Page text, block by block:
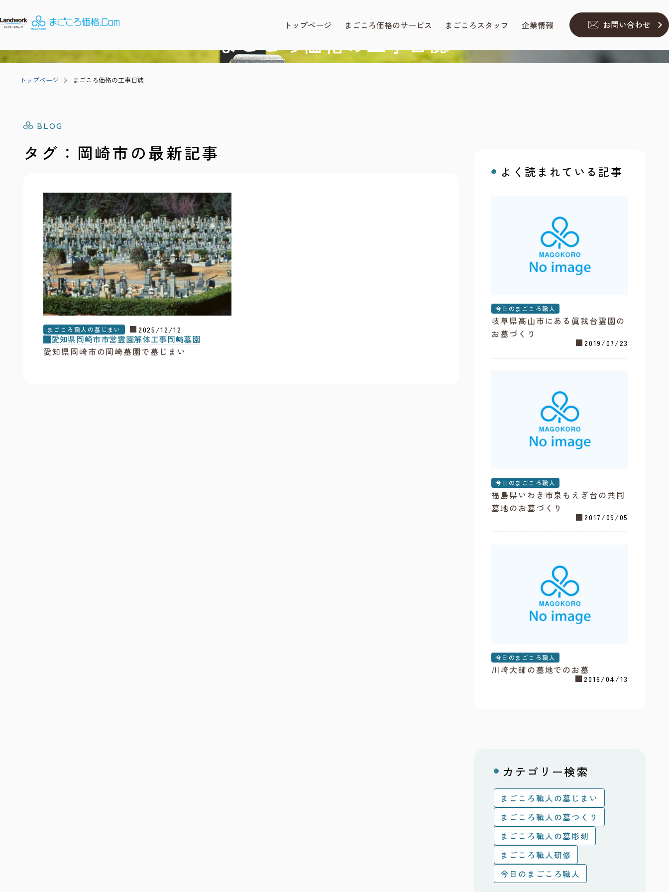
まごころ価格.com
トップページ まごころ価格のサービス まごころスタッフ 企業情報 お問い合わせ
まごころ価格の工事日誌
トップページ まごころ価格の工事日誌
BLOG
タグ：岡崎市の最新記事
まごころ職人の墓じまい 2025/12/12
愛知県岡崎市市営霊園解体工事岡﨑墓園
愛知県岡崎市の岡崎墓園で墓じまい
よく読まれている記事
今日のまごころ職人
2019/07/23
岐阜県高山市にある眞我台霊園の
お墓づくり
今日のまごころ職人
2017/09/05
福島県いわき市泉もえぎ台の共同
墓地のお墓づくり
今日のまごころ職人
2016/04/13
川崎大師の墓地でのお墓
カテゴリー検索
まごころ職人の墓じまい
まごころ職人の墓つくり
まごころ職人の墓彫刻
まごころ職人研修
今日のまごころ職人